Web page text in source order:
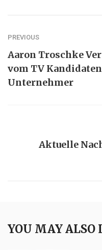
PREVIOUS
Aaron Troschke
vom TV
Unternehmer
Aktuelle
YOU MAY ALSO